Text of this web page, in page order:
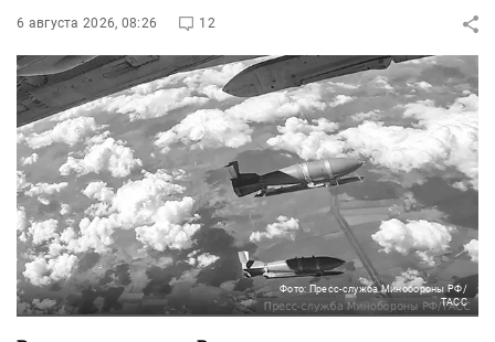
6 августа 2026, 08:26 12
Фото: Пресс-служба Минобороны РФ/
ТАСС